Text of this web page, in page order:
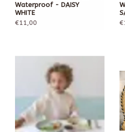
Waterproof - DAISY
WHITE
€11,00